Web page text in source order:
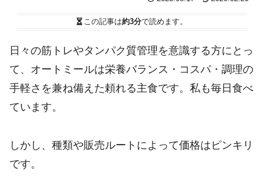
この記事は約3分で読めます。
日々の筋トレやタンパク質管理を意識する方にとっ
て、オートミールは栄養バランス・コスパ・調理の
手軽さを兼ね備えた頼れる主食です。私も毎日食べ
ています。
しかし、種類や販売ルートによって価格はピンキリ
です。